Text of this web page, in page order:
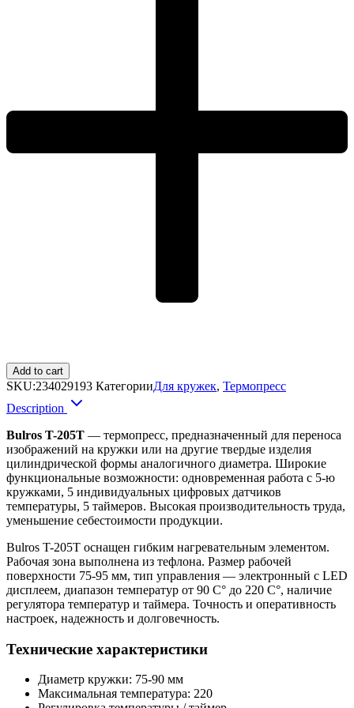
Add to cart
SKU:234029193 КатегорииДля кружек, Термопресс
Description
Bulros T-205T — термопресс, предназначенный для переноса
изображений на кружки или на другие твердые изделия
цилиндрической формы аналогичного диаметра. Широкие
функциональные возможности: одновременная работа с 5-ю
кружками, 5 индивидуальных цифровых датчиков
температуры, 5 таймеров. Высокая производительность труда,
уменьшение себестоимости продукции.
Bulros T-205T оснащен гибким нагревательным элементом.
Рабочая зона выполнена из тефлона. Размер рабочей
поверхности 75-95 мм, тип управления — электронный с LED
дисплеем, диапазон температур от 90 С° до 220 С°, наличие
регулятора температур и таймера. Точность и оперативность
настроек, надежность и долговечность.
Технические характеристики
Диаметр кружки: 75-90 мм
Максимальная температура: 220